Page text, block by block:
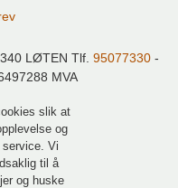
LØTEN Tlf. 95077330-
MVA
slik at
og
Vi
til å
og huske